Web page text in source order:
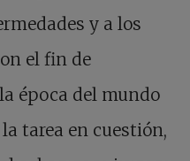
y a los
el fin de
época del mundo
tarea en cuestión,